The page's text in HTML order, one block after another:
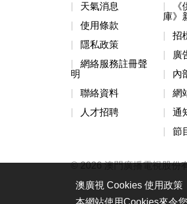
天氣消息
使用條款
隱私政策
網絡服務註冊聲
明
聯絡資料
人才招聘
庫》
招
廣
內
網
通
節
© 2026 澳門廣播電視股份
澳廣視 Cookies 使用政策
本網站使用Cookies來令